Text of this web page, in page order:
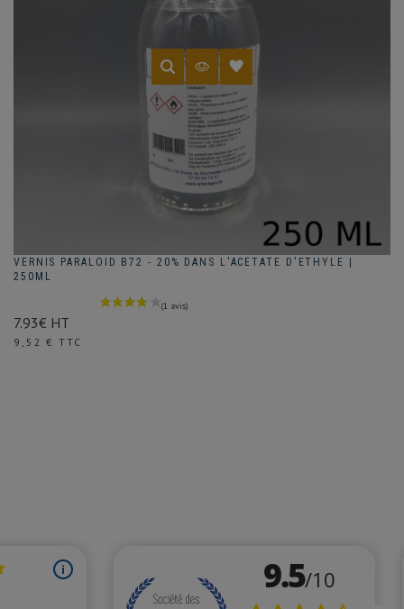
VERNIS PARALOID B72 - 20% DANS L'ACETATE D'ETHYLE |
250ML
7.93€ HT
Prix
9,52 € TTC